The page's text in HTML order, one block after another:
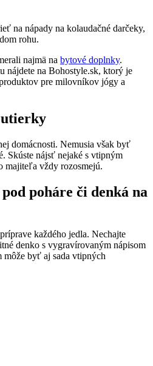
na nápady na kolaudačné darčeky,
rohu.
najmä na bytové doplnky.
nájdete na Bohostyle.sk, ktorý je
pre milovníkov jógy a
domácnosti. Nemusia však byť
Skúste nájsť nejaké s vtipným
majiteľa vždy rozosmejú.
poháre či denká na
každého jedla. Nechajte
denko s vygravírovaným nápisom
byť aj sada vtipných